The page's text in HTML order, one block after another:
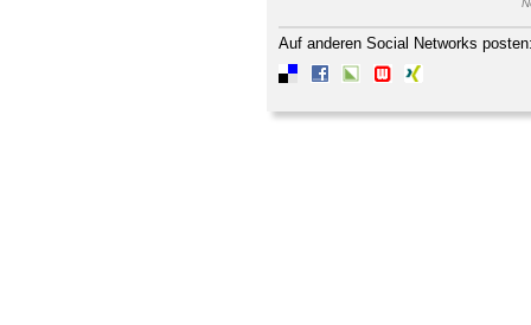
Auf anderen Social Networks